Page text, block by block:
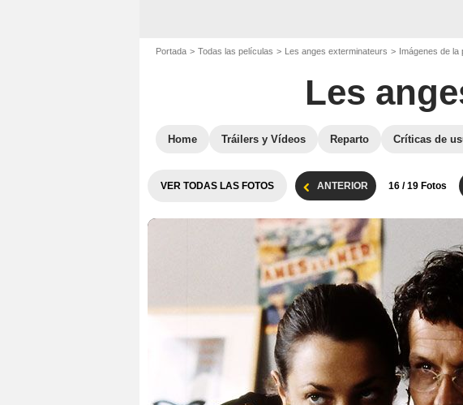
Portada Todas las películas Les anges exterminateurs Imágenes de la
Les
Home Tráilers y Vídeos Reparto Críticas de
VER TODAS LAS FOTOS ANTERIOR 16 / 19 Fotos